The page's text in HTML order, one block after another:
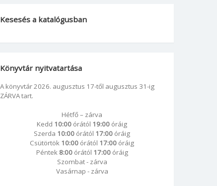
Kesesés a katalógusban
Könyvtár nyitvatartása
A könyvtár 2026. augusztus 17-től augusztus 31-ig
ZÁRVA tart.
Hétfő – zárva
Kedd 10:00 órától 19:00 óráig
Szerda 10:00 órától 17:00 óráig
Csütörtök 10:00 órától 17:00 óráig
Péntek 8:00órától 17:00óráig
Szombat - zárva
Vasárnap - zárva